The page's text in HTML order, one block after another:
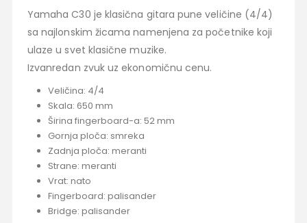
Yamaha C30 je klasična gitara pune veličine (4/4)
sa najlonskim žicama namenjena za početnike koji
ulaze u svet klasične muzike.
Izvanredan zvuk uz ekonomičnu cenu.
Veličina: 4/4
Skala: 650 mm
Širina fingerboard-a: 52 mm
Gornja ploča: smreka
Zadnja ploča: meranti
Strane: meranti
Vrat: nato
Fingerboard: palisander
Bridge: palisander